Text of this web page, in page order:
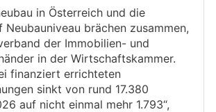
es aber auch bei
sanierten Altbauhäusern
länger dauert, bis Käufer
(die Preise sind aber hier auch
überzogen).
in Österreich und die
Neubauniveau brächen zusammen,
der Immobilien- und
in der Wirtschaftskammer.
finanziert errichteten
sinkt von rund 17.380
auf nicht einmal mehr 1.793“,